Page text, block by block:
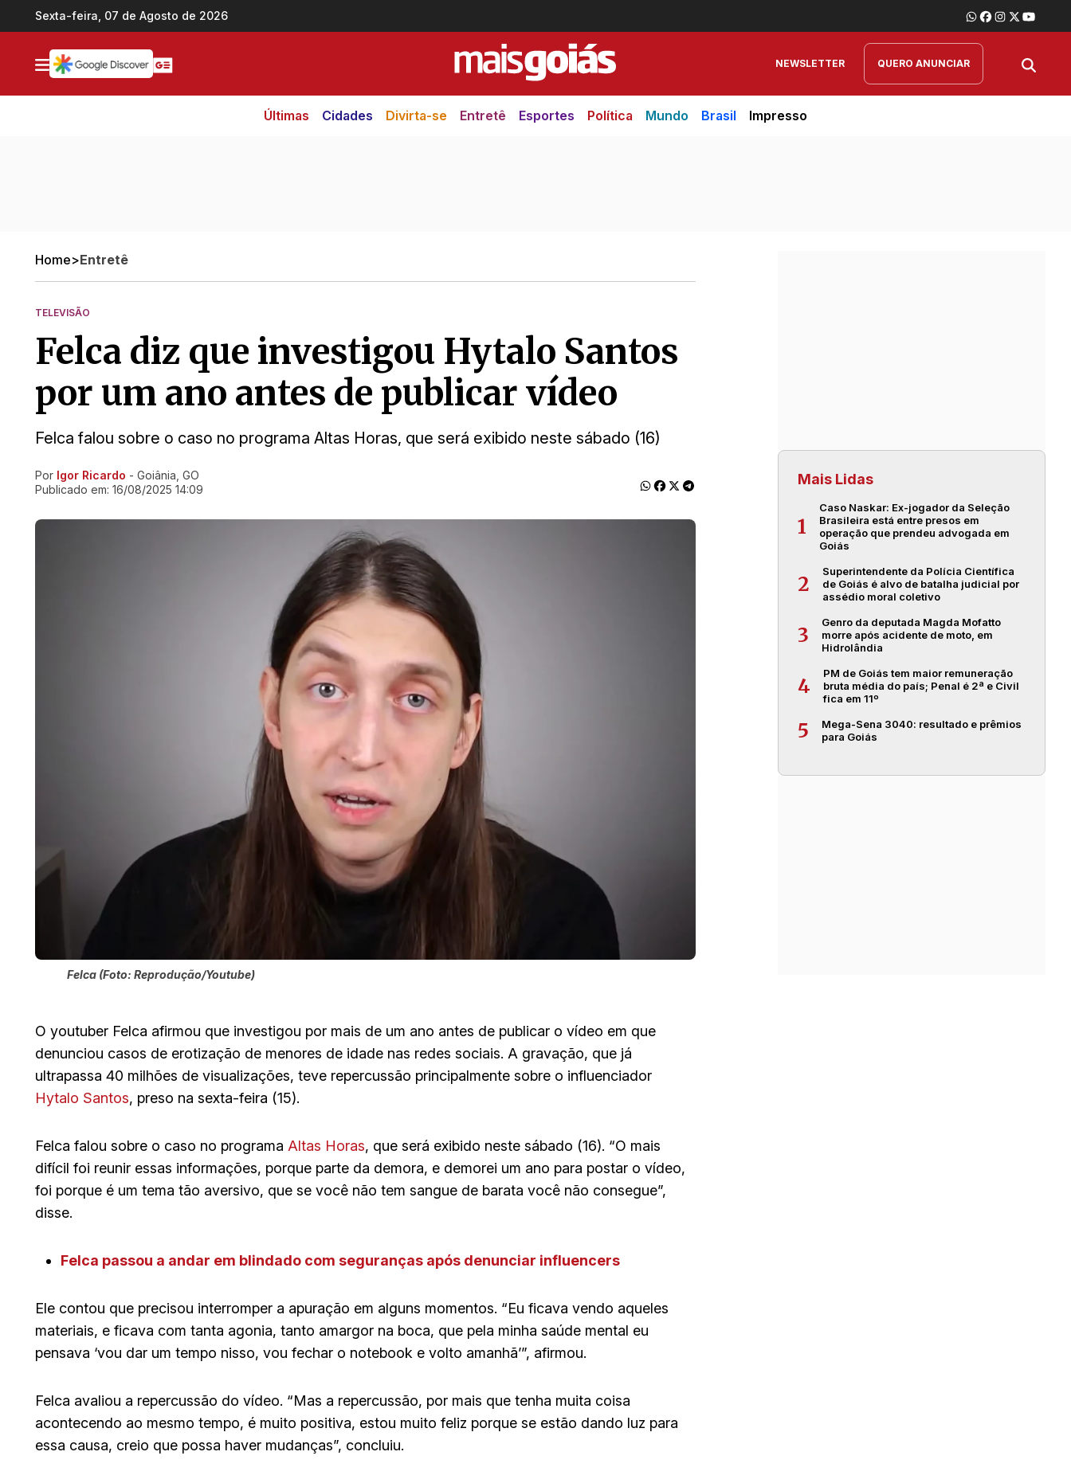
Ir direto pro conteúdo
Sexta-feira, 07 de Agosto de 2026
NEWSLETTER QUERO ANUNCIAR
Últimas Cidades Divirta-se Entretê Esportes Política Mundo Brasil Impresso
Home>Entretê
TELEVISÃO
Felca diz que investigou Hytalo Santos
por um ano antes de publicar vídeo
Felca falou sobre o caso no programa Altas Horas, que será exibido neste sábado (16)
Ir direto pra matéria
Por Igor Ricardo - Goiânia, GO
Publicado em: 16/08/2025 14:09
Felca (Foto: Reprodução/Youtube)
O youtuber Felca afirmou que investigou por mais de um ano antes de publicar o vídeo em que
denunciou casos de erotização de menores de idade nas redes sociais. A gravação, que já
ultrapassa 40 milhões de visualizações, teve repercussão principalmente sobre o influenciador
Hytalo Santos, preso na sexta-feira (15).
Felca falou sobre o caso no programa Altas Horas, que será exibido neste sábado (16). “O mais
difícil foi reunir essas informações, porque parte da demora, e demorei um ano para postar o vídeo,
foi porque é um tema tão aversivo, que se você não tem sangue de barata você não consegue”,
disse.
Felca passou a andar em blindado com seguranças após denunciar influencers
Ele contou que precisou interromper a apuração em alguns momentos. “Eu ficava vendo aqueles
materiais, e ficava com tanta agonia, tanto amargor na boca, que pela minha saúde mental eu
pensava ‘vou dar um tempo nisso, vou fechar o notebook e volto amanhã’”, afirmou.
Felca avaliou a repercussão do vídeo. “Mas a repercussão, por mais que tenha muita coisa
acontecendo ao mesmo tempo, é muito positiva, estou muito feliz porque se estão dando luz para
essa causa, creio que possa haver mudanças”, concluiu.
Mais Lidas
1
Caso Naskar: Ex-jogador da Seleção
Brasileira está entre presos em
operação que prendeu advogada em
Goiás
2
Superintendente da Polícia Científica
de Goiás é alvo de batalha judicial por
assédio moral coletivo
3
Genro da deputada Magda Mofatto
morre após acidente de moto, em
Hidrolândia
4
PM de Goiás tem maior remuneração
bruta média do país; Penal é 2ª e Civil
fica em 11º
5
Mega-Sena 3040: resultado e prêmios
para Goiás